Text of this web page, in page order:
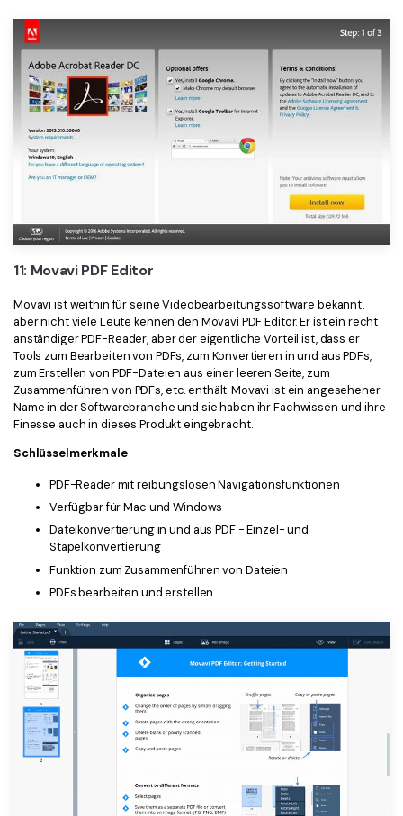
11: Movavi PDF Editor
Movavi ist weithin für seine Videobearbeitungssoftware bekannt,
aber nicht viele Leute kennen den Movavi PDF Editor. Er ist ein recht
anständiger PDF-Reader, aber der eigentliche Vorteil ist, dass er
Tools zum Bearbeiten von PDFs, zum Konvertieren in und aus PDFs,
zum Erstellen von PDF-Dateien aus einer leeren Seite, zum
Zusammenführen von PDFs, etc. enthält. Movavi ist ein angesehener
Name in der Softwarebranche und sie haben ihr Fachwissen und ihre
Finesse auch in dieses Produkt eingebracht.
Schlüsselmerkmale
PDF-Reader mit reibungslosen Navigationsfunktionen
Verfügbar für Mac und Windows
Dateikonvertierung in und aus PDF - Einzel- und
Stapelkonvertierung
Funktion zum Zusammenführen von Dateien
PDFs bearbeiten und erstellen